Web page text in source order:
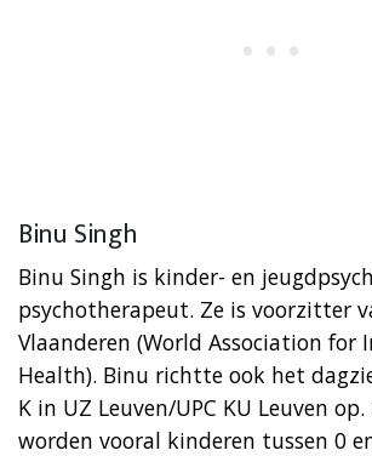
Binu Singh
Binu Singh is kinder- en
psychotherapeut. Ze is voorzitter
Vlaanderen (World Association for
Health). Binu richtte ook het
K in UZ Leuven/UPC KU Leuven op.
worden vooral kinderen tussen 0